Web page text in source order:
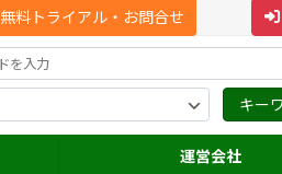
無料トライアル・お問合せ
運営会社